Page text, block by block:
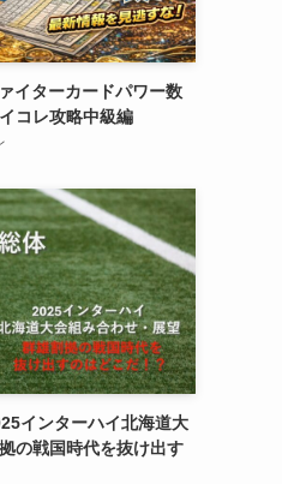
イターカードパワー数
コレ攻略中級編
インターハイ北海道大
の戦国時代を抜け出す